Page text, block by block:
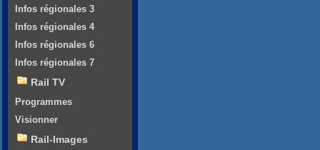
Infos régionales 3
Infos régionales 4
Infos régionales 6
Infos régionales 7
Rail TV
Programmes
Visionner
Rail-Images